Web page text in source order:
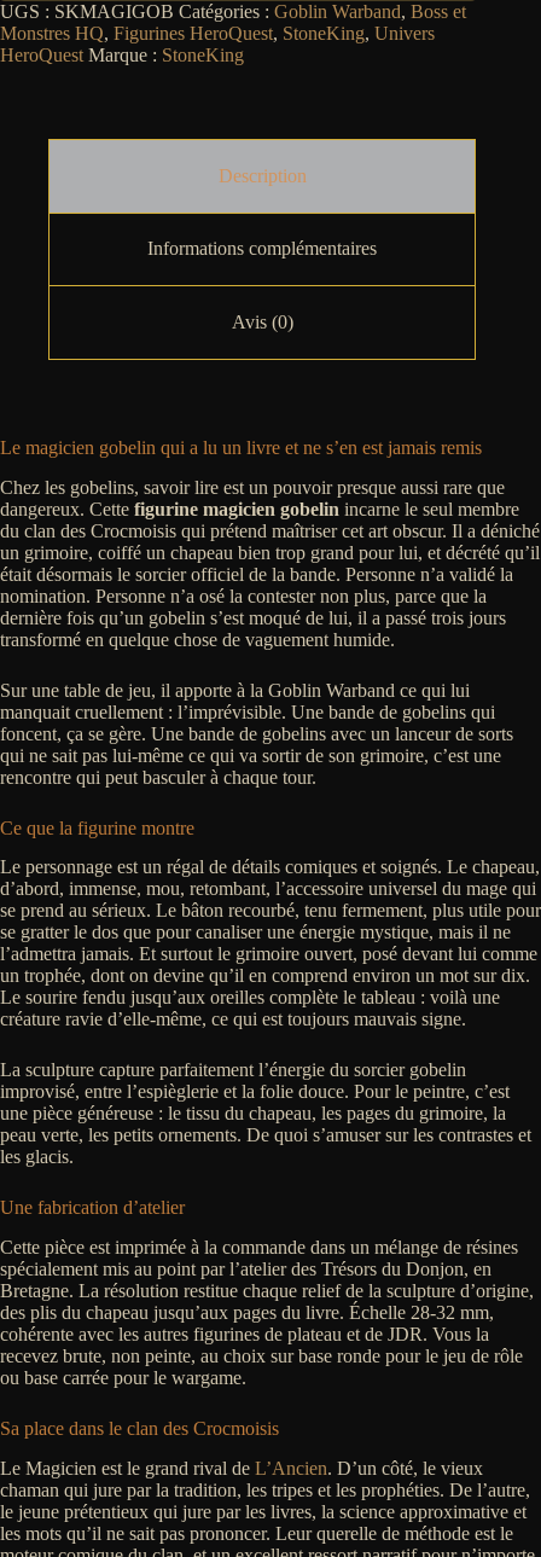
UGS : SKMAGIGOB Catégories : Goblin Warband, Boss et
Monstres HQ, Figurines HeroQuest, StoneKing, Univers
HeroQuest Marque : StoneKing
Description
Informations complémentaires
Avis (0)
Le magicien gobelin qui a lu un livre et ne s’en est jamais remis
Chez les gobelins, savoir lire est un pouvoir presque aussi rare que
dangereux. Cette figurine magicien gobelin incarne le seul membre
du clan des Crocmoisis qui prétend maîtriser cet art obscur. Il a déniché
un grimoire, coiffé un chapeau bien trop grand pour lui, et décrété qu’il
était désormais le sorcier officiel de la bande. Personne n’a validé la
nomination. Personne n’a osé la contester non plus, parce que la
dernière fois qu’un gobelin s’est moqué de lui, il a passé trois jours
transformé en quelque chose de vaguement humide.
Sur une table de jeu, il apporte à la Goblin Warband ce qui lui
manquait cruellement : l’imprévisible. Une bande de gobelins qui
foncent, ça se gère. Une bande de gobelins avec un lanceur de sorts
qui ne sait pas lui-même ce qui va sortir de son grimoire, c’est une
rencontre qui peut basculer à chaque tour.
Ce que la figurine montre
Le personnage est un régal de détails comiques et soignés. Le chapeau,
d’abord, immense, mou, retombant, l’accessoire universel du mage qui
se prend au sérieux. Le bâton recourbé, tenu fermement, plus utile pour
se gratter le dos que pour canaliser une énergie mystique, mais il ne
l’admettra jamais. Et surtout le grimoire ouvert, posé devant lui comme
un trophée, dont on devine qu’il en comprend environ un mot sur dix.
Le sourire fendu jusqu’aux oreilles complète le tableau : voilà une
créature ravie d’elle-même, ce qui est toujours mauvais signe.
La sculpture capture parfaitement l’énergie du sorcier gobelin
improvisé, entre l’espièglerie et la folie douce. Pour le peintre, c’est
une pièce généreuse : le tissu du chapeau, les pages du grimoire, la
peau verte, les petits ornements. De quoi s’amuser sur les contrastes et
les glacis.
Une fabrication d’atelier
Cette pièce est imprimée à la commande dans un mélange de résines
spécialement mis au point par l’atelier des Trésors du Donjon, en
Bretagne. La résolution restitue chaque relief de la sculpture d’origine,
des plis du chapeau jusqu’aux pages du livre. Échelle 28-32 mm,
cohérente avec les autres figurines de plateau et de JDR. Vous la
recevez brute, non peinte, au choix sur base ronde pour le jeu de rôle
ou base carrée pour le wargame.
Sa place dans le clan des Crocmoisis
Le Magicien est le grand rival de L’Ancien. D’un côté, le vieux
chaman qui jure par la tradition, les tripes et les prophéties. De l’autre,
le jeune prétentieux qui jure par les livres, la science approximative et
les mots qu’il ne sait pas prononcer. Leur querelle de méthode est le